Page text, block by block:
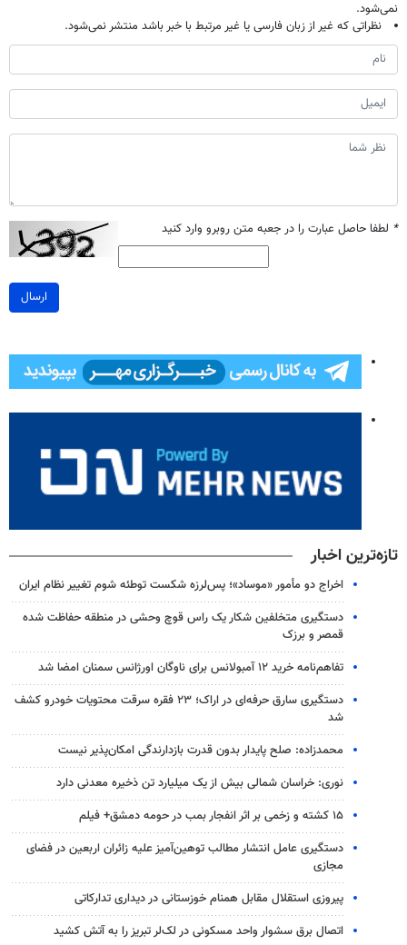
نمی‌شود.
نظراتی که غیر از زبان فارسی یا غیر مرتبط با خبر باشد منتشر نمی‌شود.
* لطفا حاصل عبارت را در جعبه متن روبرو وارد کنید
ارسال
تازه‌ترین اخبار
اخراج دو مأمور «موساد»؛ پس‌لرزه شکست توطئه شوم تغییر نظام ایران
دستگیری متخلفین شکار یک راس قوچ وحشی در منطقه حفاظت شده
قمصر و برزک
تفاهم‌نامه خرید ۱۲ آمبولانس برای ناوگان اورژانس سمنان امضا شد
دستگیری سارق حرفه‌ای در اراک؛ ۲۳ فقره سرقت محتویات خودرو کشف
شد
محمدزاده: صلح پایدار بدون قدرت بازدارندگی امکان‌پذیر نیست
نوری: خراسان شمالی بیش از یک میلیارد تن ذخیره معدنی دارد
۱۵ کشته و زخمی بر اثر انفجار بمب در حومه دمشق+ فیلم
دستگیری عامل انتشار مطالب توهین‌آمیز علیه زائران اربعین در فضای
مجازی
پیروزی استقلال مقابل همنام خوزستانی در دیداری تدارکاتی
اتصال برق سشوار واحد مسکونی در لک‌لر تبریز را به آتش کشید